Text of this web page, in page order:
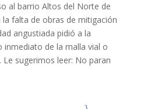
al barrio Altos del Norte de
falta de obras de mitigación
angustiada pidió a la
inmediato de la malla vial o
Le sugerimos leer: No paran